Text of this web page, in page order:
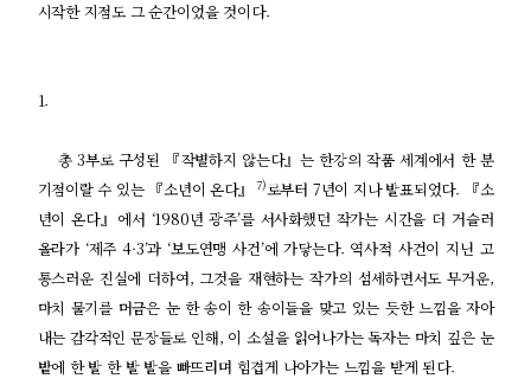
시작한 지점도 그 순간이었을 것이다.
1.
총 3부로 구성된 『작별하지 않는다』는 한강의 작품 세계에서 한 분
기점이랄 수 있는 『소년이 온다』
7)로부터 7년이 지나 발표되었다. 『소
년이 온다』에서 ‘1980년 광주’를 서사화했던 작가는 시간을 더 거슬러
올라가 ‘제주 4·3’과 ‘보도연맹 사건’에 가닿는다. 역사적 사건이 지닌 고
통스러운 진실에 더하여, 그것을 재현하는 작가의 섬세하면서도 무거운,
마치 물기를 머금은 눈 한 송이 한 송이들을 맞고 있는 듯한 느낌을 자아
내는 감각적인 문장들로 인해, 이 소설을 읽어나가는 독자는 마치 깊은 눈
밭에 한 발 한 발 발을 빠뜨리며 힘겹게 나아가는 느낌을 받게 된다.